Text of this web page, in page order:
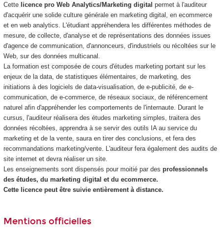
Cettelicence pro Web Analytics/Marketing digital permet à l'auditeur
d'acquérir une solide culture générale en marketing digital, en ecommerce
et en web analytics. L'étudiant appréhendera les différentes méthodes de
mesure, de collecte, d'analyse et de représentations des données issues
d'agence de communication, d'annonceurs, d'industriels ou récoltées sur le
Web, sur des données multicanal.
La formation est composée de cours d'études marketing portant sur les
enjeux de la data, de statistiques élémentaires, de marketing, des
initiations à des logiciels de data-visualisation, de e-publicité, de e-
communication, de e-commerce, de réseaux sociaux, de référencement
naturel afin d'appréhender les comportements de l'internaute. Durant le
cursus, l'auditeur réalisera des études marketing simples, traitera des
données récoltées, apprendra à se servir des outils IA au service du
marketing et de la vente, saura en tirer des conclusions, et fera des
recommandations marketing/vente. L'auditeur fera également des audits de
site internet et devra réaliser un site.
Les enseignements sont dispensés pour moitié par des professionnels
des études, du marketing digital et du ecommerce.
Cette licence peut être suivie entièrement à distance.
Mentions officielles